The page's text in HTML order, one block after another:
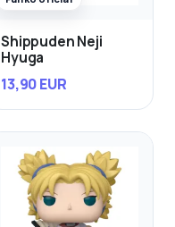
Shippuden Neji
Hyuga
13,90 EUR